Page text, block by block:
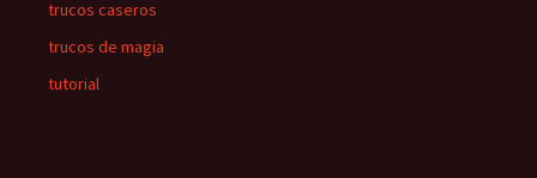
trucos caseros
trucos de magia
tutorial